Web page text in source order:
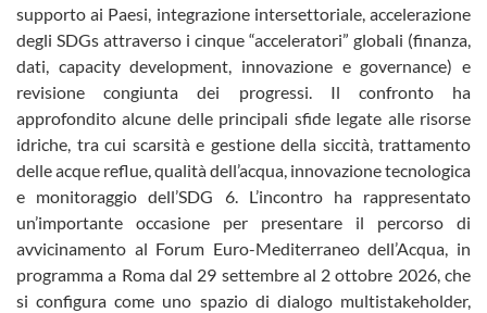
supporto ai Paesi, integrazione intersettoriale, accelerazione
degli SDGs attraverso i cinque “acceleratori” globali (finanza,
dati, capacity development, innovazione e governance) e
revisione congiunta dei progressi. Il confronto ha
approfondito alcune delle principali sfide legate alle risorse
idriche, tra cui scarsità e gestione della siccità, trattamento
delle acque reflue, qualità dell’acqua, innovazione tecnologica
e monitoraggio dell’SDG 6. L’incontro ha rappresentato
un’importante occasione per presentare il percorso di
avvicinamento al Forum Euro-Mediterraneo dell’Acqua, in
programma a Roma dal 29 settembre al 2 ottobre 2026, che
si configura come uno spazio di dialogo multistakeholder,